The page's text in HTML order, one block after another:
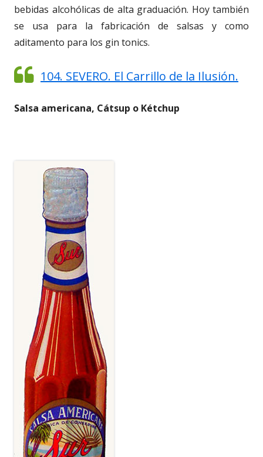
bebidas alcohólicas de alta graduación. Hoy también
se usa para la fabricación de salsas y como
aditamento para los gin tonics.
104. SEVERO. El Carrillo de la Ilusión.
Salsa americana, Cátsup o Kétchup